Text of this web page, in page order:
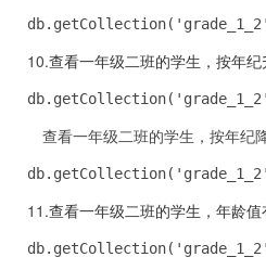
10.查看一年级二班的学生，按年纪
查看一年级二班的学生，按年纪
11.查看一年级二班的学生，年龄值